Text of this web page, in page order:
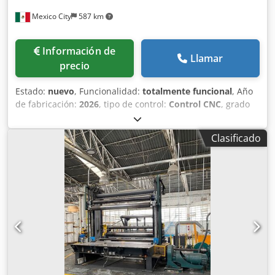
Mexico City 587 km
Información de
precio
Llamar
Estado: nuevo, Funcionalidad: totalmente funcional, Año
de fabricación: 2026, tipo de control: Control CNC, grado
semiautomático
accionamiento:eléctrico, fabricante de controles:Bodor,
tipo de láser:láser de fibra, fabricante de fuentes láser:
, potencia del láser:12,000 W, duración de la
60 meses, Equipamiento:Marcado CE, barrera
fotoeléctrica de seguridad, cambiador de boquillas,
documentación / manual, extracción de humos,
extracción de polvo, parada de emergencia, sistema de
lubricación centralizada, unidad de refrigeración
Máquina de corte láser de metales con fibra para
aplicaciones múltiples Equipada con funciones
automáticas de cambio de boquilla y procesamiento con
un solo clic, la serie P satisface todas las necesidades de
Clasificado